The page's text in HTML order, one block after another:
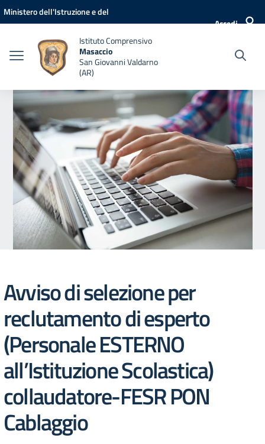
Vai ai contenuti
Vai al menu di navigazione
Vai al footer
Ministero dell'Istruzione e del
Accedi
Istituto Comprensivo
Masaccio
San Giovanni Valdarno
(AR)
Avviso di selezione per
reclutamento di esperto
(Personale ESTERNO
all’Istituzione Scolastica)
collaudatore-FESR PON
Cablaggio